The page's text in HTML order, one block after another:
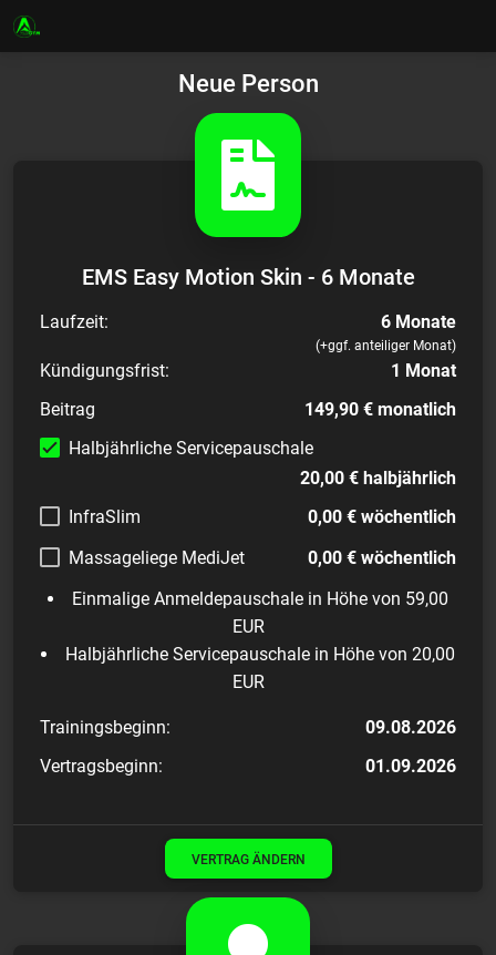
Neue Person
EMS Easy Motion Skin - 6 Monate
Laufzeit: 6 Monate
(+ggf. anteiliger Monat)
Kündigungsfrist:
1 Monat
Beitrag
149,90 € monatlich
Halbjährliche Servicepauschale
20,00 € halbjährlich
InfraSlim
0,00 € wöchentlich
Massageliege MediJet
0,00 € wöchentlich
Einmalige Anmeldepauschale in Höhe von 59,00
EUR
Halbjährliche Servicepauschale in Höhe von 20,00
EUR
Trainingsbeginn:
09.08.2026
Vertragsbeginn:
01.09.2026
VERTRAG ÄNDERN